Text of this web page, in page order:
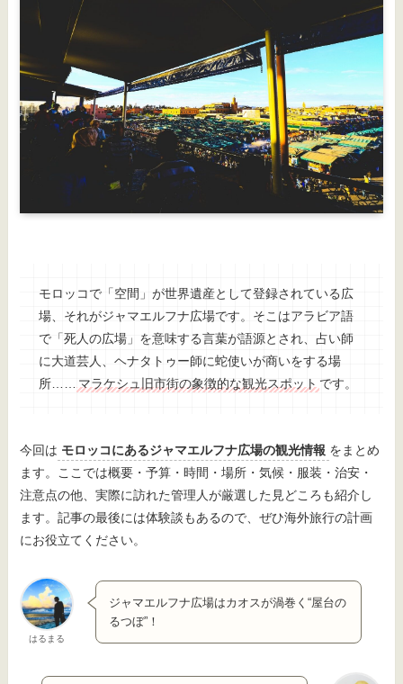
モロッコで「空間」が世界遺産として登録されている広
場、それがジャマエルフナ広場です。そこはアラビア語
で「死人の広場」を意味する言葉が語源とされ、占い師
に大道芸人、ヘナタトゥー師に蛇使いが商いをする場
所……
マラケシュ旧市街の象徴的な観光スポット です。
今回は モロッコにあるジャマエルフナ広場の観光情報 をまとめ
ます。ここでは概要・予算・時間・場所・気候・服装・治安・
注意点の他、実際に訪れた管理人が厳選した見どころも紹介し
ます。記事の最後には体験談もあるので、ぜひ海外旅行の計画
にお役立てください。
はるまる
ジャマエルフナ広場はカオスが渦巻く“屋台の
るつぼ”！